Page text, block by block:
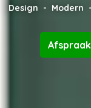
Design Modern